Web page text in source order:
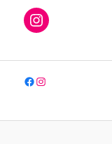
Instagram
Facebook Instagram